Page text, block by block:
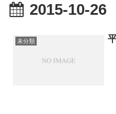
2015-10-26
未分類